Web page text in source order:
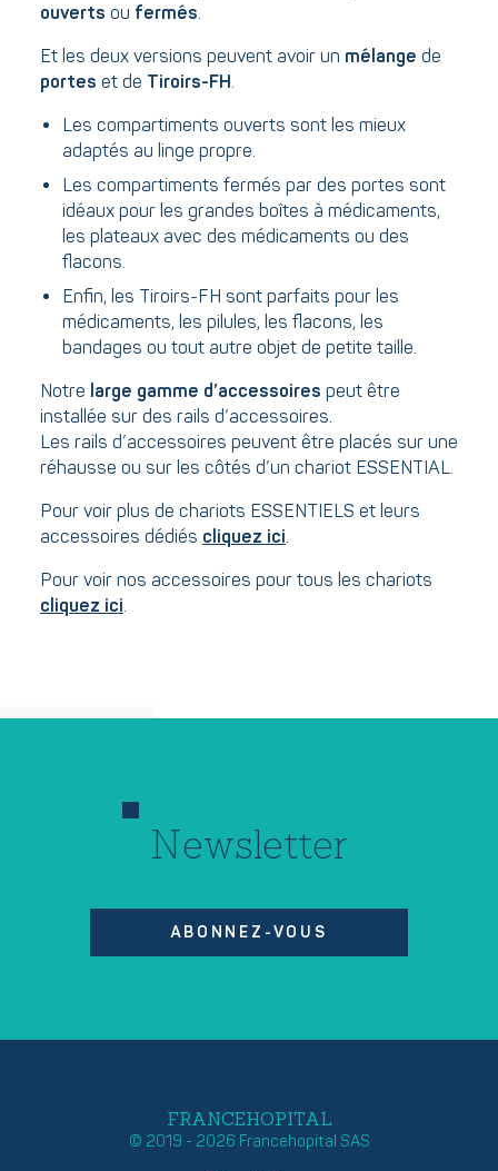
ouverts ou fermés.
Et les deux versions peuvent avoir un mélange de
portes et de Tiroirs-FH.
Les compartiments ouverts sont les mieux
adaptés au linge propre.
Les compartiments fermés par des portes sont
idéaux pour les grandes boîtes à médicaments,
les plateaux avec des médicaments ou des
flacons.
Enfin, les Tiroirs-FH sont parfaits pour les
médicaments, les pilules, les flacons, les
bandages ou tout autre objet de petite taille.
Notre large gamme d’accessoires peut être
installée sur des rails d’accessoires.
Les rails d’accessoires peuvent être placés sur une
réhausse ou sur les côtés d’un chariot ESSENTIAL.
Pour voir plus de chariots ESSENTIELS et leurs
accessoires dédiés cliquez ici.
Pour voir nos accessoires pour tous les chariots
cliquez ici.
Newsletter
ABONNEZ-VOUS
FRANCEHOPITAL
© 2019 - 2026 Francehopital SAS